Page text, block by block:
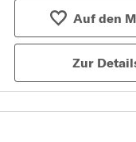
Auf den
Zur